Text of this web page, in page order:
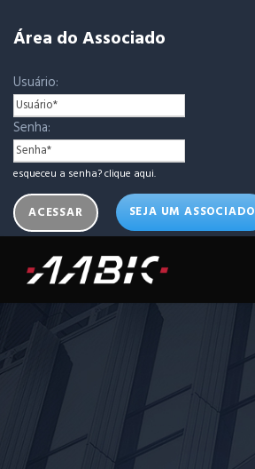
Área do Associado
Usuário:
Senha:
esqueceu a senha? clique aqui.
SEJA UM ASSOCIADO